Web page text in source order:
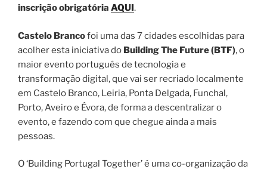
inscrição obrigatória AQUI.
Castelo Brancofoi uma das 7 cidades escolhidas para
acolher esta iniciativa do Building The Future (BTF), o
maior evento português de tecnologia e
transformação digital, que vai ser recriado localmente
em Castelo Branco, Leiria, Ponta Delgada, Funchal,
Porto, Aveiro e Évora, de forma a descentralizar o
evento, e fazendo com que chegue ainda a mais
pessoas.
O ‘Building Portugal Together’ é uma co-organização da